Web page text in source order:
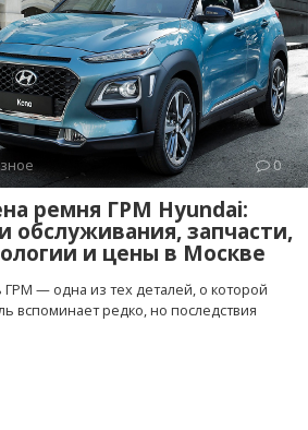
0
ремня ГРМ Hyundai:
обслуживания, запчасти,
и цены в Москве
— одна из тех деталей, о которой
вспоминает редко, но последствия